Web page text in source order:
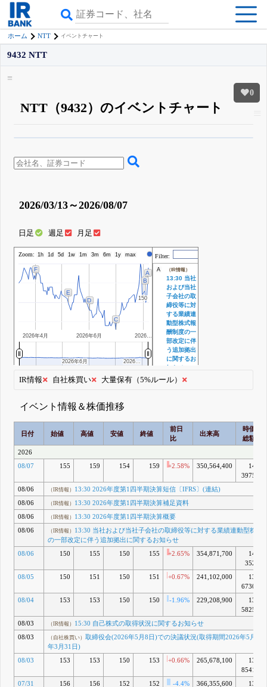
ホーム NTT イベントチャート
0
9432 NTT
NTT（9432）のイベントチャート
詳しく見られる無料でβ版をはじめる
登録すると永久30%OFFと米株版の先行利用も付きます
2026/03/13～2026/08/07
日足 週足 月足
Zoom: 1h 1d 5d 1w 1m 3m 6m 1y max 株価
2026年4月 2026年6月 2026…
150
150
F
E
D
C
B
A
2026年6月
2026年6月 2026…
2026…
Filter:
A （IR情報）
13:30 当社
および当社
子会社の取
締役等に対
する業績連
動型株式報
酬制度の一
部改定に伴
う追加拠出
に関するお
知らせ
（IR情報）
13:30
（IR情報）
13:30
2026年度
料
13:30
2026年度
第1四半期
決算短信
〔IFRS〕
(連結)
8月 06, 2026
B
（自社株買
5月8日)で
(取得期間
2026年5月
2027年3月
31日)
（IR情報）
株式の取得
8月 03, 2026
IR情報 自社株買い 大量保有（5%ルール）
イベント情報＆株価推移
日付 始値 高値 安値 終値
前日
比
出来高
時価
総額
2026
08/07
155 159 154 159 +2.58% 350,564,400
14兆
3975億
08/06
（IR情報） 13:30 2026年度第1四半期決算短信〔IFRS〕(連結)
08/06
（IR情報） 13:30 2026年度第1四半期決算補足資料
08/06
（IR情報） 13:30 2026年度第1四半期決算概要
08/06
（IR情報） 13:30 当社および当社子会社の取締役等に対する業績連動型株式
の一部改定に伴う追加拠出に関するお知らせ
08/06
150 155 150 155 +2.65% 354,871,700
14兆
352億
08/05
150 151 150 151 +0.67% 241,102,000
13兆
6730億
08/04
153 153 150 150 -1.96% 229,208,900
13兆
5825億
08/03
（IR情報） 15:30 自己株式の取得状況に関するお知らせ
08/03
（自社株買い） 取締役会(2026年5月8日)での決議状況(取得期間2026年5月11
年3月31日)
08/03
153 153 150 153 +0.66% 265,678,100
13兆
8541億
07/31
156 156 152 152 -4.4% 366,355,600
13兆